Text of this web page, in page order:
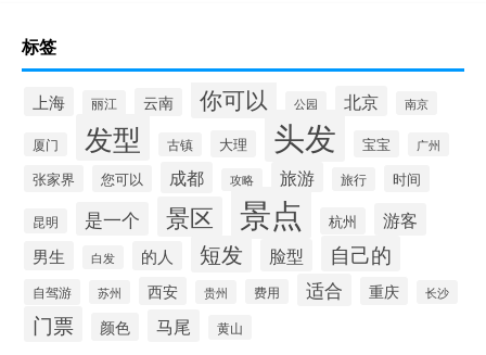
标签
上海 丽江 云南 你可以 公园 北京 南京
厦门 发型 古镇 大理 头发 宝宝 广州
张家界 您可以 成都 攻略 旅游 旅行 时间
昆明 是一个 景区 景点 杭州 游客
男生 白发 的人 短发 脸型 自己的
自驾游 苏州 西安 贵州 费用 适合 重庆 长沙
门票 颜色 马尾 黄山